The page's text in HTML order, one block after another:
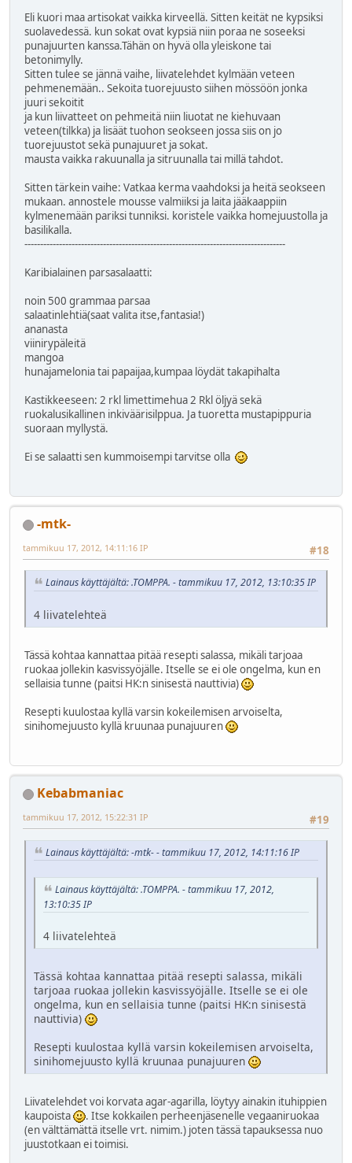
Eli kuori maa artisokat vaikka kirveellä. Sitten keität ne kypsiksi
suolavedessä. kun sokat ovat kypsiä niin poraa ne soseeksi
punajuurten kanssa.Tähän on hyvä olla yleiskone tai
betonimylly.
Sitten tulee se jännä vaihe, liivatelehdet kylmään veteen
pehmenemään.. Sekoita tuorejuusto siihen mössöön jonka
juuri sekoitit
ja kun liivatteet on pehmeitä niin liuotat ne kiehuvaan
veteen(tilkka) ja lisäät tuohon seokseen jossa siis on jo
tuorejuustot sekä punajuuret ja sokat.
mausta vaikka rakuunalla ja sitruunalla tai millä tahdot.
Sitten tärkein vaihe: Vatkaa kerma vaahdoksi ja heitä seokseen
mukaan. annostele mousse valmiiksi ja laita jääkaappiin
kylmenemään pariksi tunniksi. koristele vaikka homejuustolla ja
basilikalla.
-----------------------------------------------------------------------------------
Karibialainen parsasalaatti:
noin 500 grammaa parsaa
salaatinlehtiä(saat valita itse,fantasia!)
ananasta
viinirypäleitä
mangoa
hunajamelonia tai papaijaa,kumpaa löydät takapihalta
Kastikkeeseen: 2 rkl limettimehua 2 Rkl öljyä sekä
ruokalusikallinen inkiväärisilppua. Ja tuoretta mustapippuria
suoraan myllystä.
Ei se salaatti sen kummoisempi tarvitse olla
-mtk-
#18
tammikuu 17, 2012, 14:11:16 IP
Lainaus käyttäjältä: .TOMPPA. - tammikuu 17, 2012, 13:10:35 IP
4 liivatelehteä
Tässä kohtaa kannattaa pitää resepti salassa, mikäli tarjoaa
ruokaa jollekin kasvissyöjälle. Itselle se ei ole ongelma, kun en
sellaisia tunne (paitsi HK:n sinisestä nauttivia)
Resepti kuulostaa kyllä varsin kokeilemisen arvoiselta,
sinihomejuusto kyllä kruunaa punajuuren
Kebabmaniac
#19
tammikuu 17, 2012, 15:22:31 IP
Lainaus käyttäjältä: -mtk- - tammikuu 17, 2012, 14:11:16 IP
Lainaus käyttäjältä: .TOMPPA. - tammikuu 17, 2012,
13:10:35 IP
4 liivatelehteä
Tässä kohtaa kannattaa pitää resepti salassa, mikäli
tarjoaa ruokaa jollekin kasvissyöjälle. Itselle se ei ole
ongelma, kun en sellaisia tunne (paitsi HK:n sinisestä
nauttivia)
Resepti kuulostaa kyllä varsin kokeilemisen arvoiselta,
sinihomejuusto kyllä kruunaa punajuuren
Liivatelehdet voi korvata agar-agarilla, löytyy ainakin ituhippien
kaupoista
. Itse kokkailen perheenjäsenelle vegaaniruokaa
(en välttämättä itselle vrt. nimim.) joten tässä tapauksessa nuo
juustotkaan ei toimisi.